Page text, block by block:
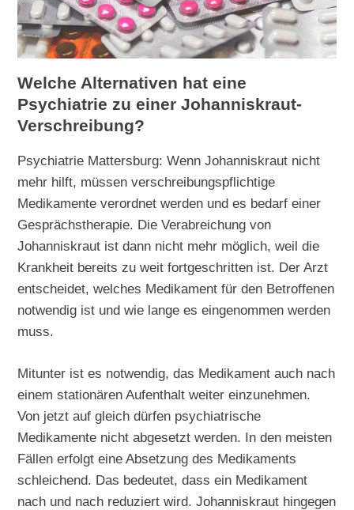
Welche Alternativen hat eine
Psychiatrie zu einer Johanniskraut-
Verschreibung?
Psychiatrie Mattersburg: Wenn Johanniskraut nicht
mehr hilft, müssen verschreibungspflichtige
Medikamente verordnet werden und es bedarf einer
Gesprächstherapie. Die Verabreichung von
Johanniskraut ist dann nicht mehr möglich, weil die
Krankheit bereits zu weit fortgeschritten ist. Der Arzt
entscheidet, welches Medikament für den Betroffenen
notwendig ist und wie lange es eingenommen werden
muss.
Mitunter ist es notwendig, das Medikament auch nach
einem stationären Aufenthalt weiter einzunehmen.
Von jetzt auf gleich dürfen psychiatrische
Medikamente nicht abgesetzt werden. In den meisten
Fällen erfolgt eine Absetzung des Medikaments
schleichend. Das bedeutet, dass ein Medikament
nach und nach reduziert wird. Johanniskraut hingegen